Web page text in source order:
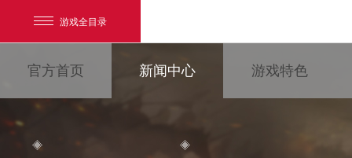
游戏全目录
官方首页 新闻中心 游戏特色